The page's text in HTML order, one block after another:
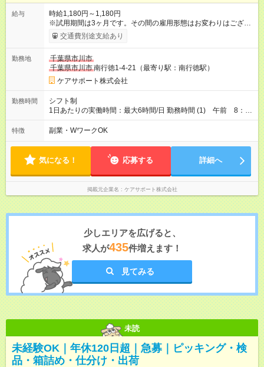
給与
時給1,180円～1,180円
※試用期間は3ヶ月です。その間の雇用形態はお変わりはござい
ません。そのほかの条件に変更はありません。 交通費（最大
1500円／日） 【試用期間】試用期間あり 試用期間の長さ：3ヶ
交通費別途支給あり
勤務地
千葉県市川市
千葉県市川市南行徳1-4-21（最寄り駅：南行徳駅）
ケアサポート株式会社
勤務時間
シフト制
1日あたりの実働時間：最大6時間/日 勤務時間 (1) 午前 8：00
～9：30 (2) 午後 4：30～6：00 週3日～OK！ ※勤務日数・
曜日相談可能！
特徴 副業・WワークOK
気になる！ 応募する 詳細へ
掲載元企業名 ケアサポート株式会社
少しエリアを広げると、
求人が435件増えます！
見てみる
未読
未経験OK｜年休120日超｜急募｜ピッキング・検
品・箱詰め・仕分け・出荷